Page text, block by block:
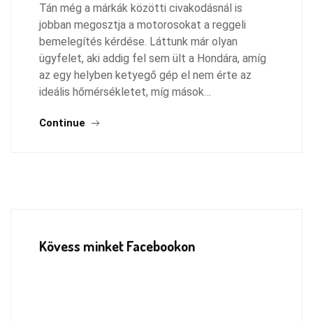
Tán még a márkák közötti civakodásnál is
jobban megosztja a motorosokat a reggeli
bemelegítés kérdése. Láttunk már olyan
ügyfelet, aki addig fel sem ült a Hondára, amíg
az egy helyben ketyegő gép el nem érte az
ideális hőmérsékletet, míg mások…
Continue
Kövess minket Facebookon